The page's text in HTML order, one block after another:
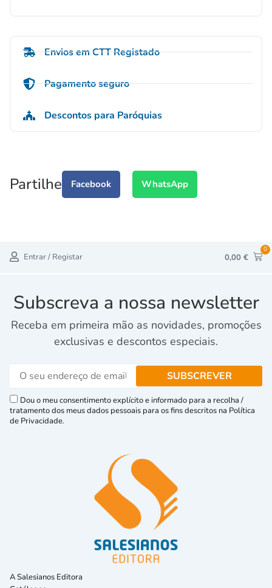
Envios em CTT Registado
Pagamento seguro
Descontos para Paróquias
Partilhe Facebook WhatsApp
Entrar / Registar 0,00 €
0
Subscreva a nossa newsletter
Receba em primeira mão as novidades, promoções
exclusivas e descontos especiais.
Dou o meu consentimento explícito e informado para a recolha /
tratamento dos meus dados pessoais para os fins descritos na Política
de Privacidade.
A Salesianos Editora